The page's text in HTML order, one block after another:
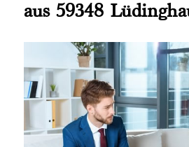
aus 59348